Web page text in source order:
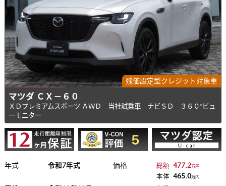
残価設定型クレジット対象車
マツダ ＣＸ－６０
ＸＤプレミアムスポーツ ＡＷＤ 当社試乗車 ナビＳＤ ３６０°ビュ
ーモニター
年式 令和7年式 価格 総額 477.2万円
本体 465.0万円